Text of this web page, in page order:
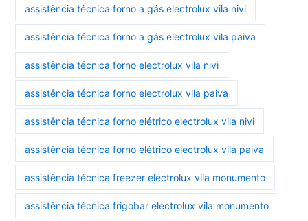
assistência técnica forno a gás electrolux vila nivi
assistência técnica forno a gás electrolux vila paiva
assistência técnica forno electrolux vila nivi
assistência técnica forno electrolux vila paiva
assistência técnica forno elétrico electrolux vila nivi
assistência técnica forno elétrico electrolux vila paiva
assistência técnica freezer electrolux vila monumento
assistência técnica frigobar electrolux vila monumento